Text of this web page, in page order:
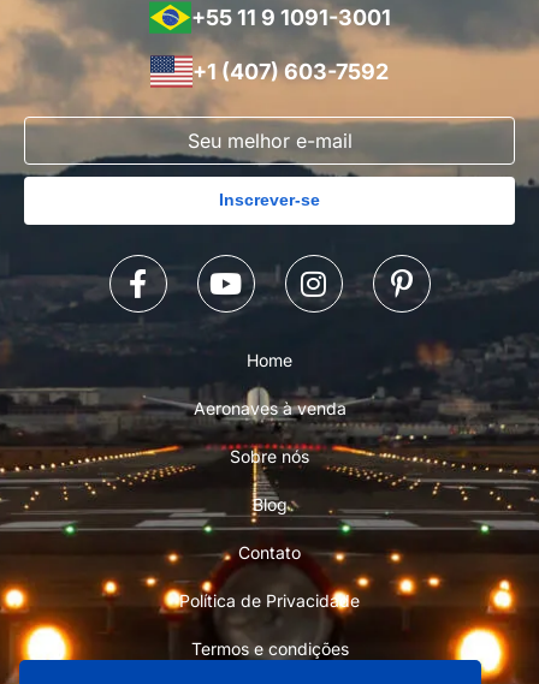
+55 11 9 1091-3001
+1 (407) 603-7592
Inscrever-se
Home
Aeronaves à venda
Sobre nós
Blog
Contato
Política de Privacidade
Termos e condições